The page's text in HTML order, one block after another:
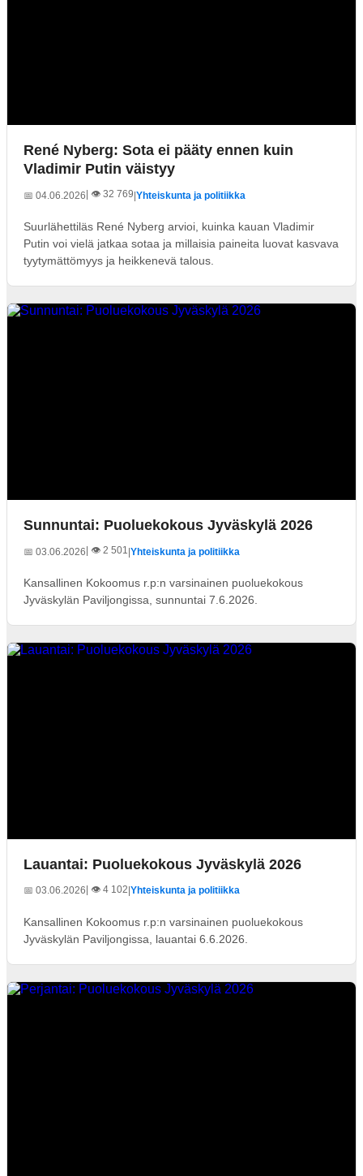
René Nyberg: Sota ei pääty ennen kuin
Vladimir Putin väistyy
📅 04.06.2026 | 👁️ 32 769|Yhteiskunta ja politiikka
Suurlähettiläs René Nyberg arvioi, kuinka kauan Vladimir
Putin voi vielä jatkaa sotaa ja millaisia paineita luovat kasvava
tyytymättömyys ja heikkenevä talous.
Sunnuntai: Puoluekokous Jyväskylä 2026
📅 03.06.2026 | 👁️ 2 501|Yhteiskunta ja politiikka
Kansallinen Kokoomus r.p:n varsinainen puoluekokous
Jyväskylän Paviljongissa, sunnuntai 7.6.2026.
Lauantai: Puoluekokous Jyväskylä 2026
📅 03.06.2026| 👁️ 4 102 Yhteiskunta ja politiikka
Kansallinen Kokoomus r.p:n varsinainen puoluekokous
Jyväskylän Paviljongissa, lauantai 6.6.2026.